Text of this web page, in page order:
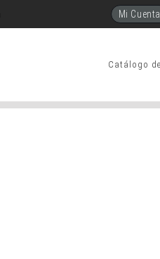
Mi Cuenta
Catálogo